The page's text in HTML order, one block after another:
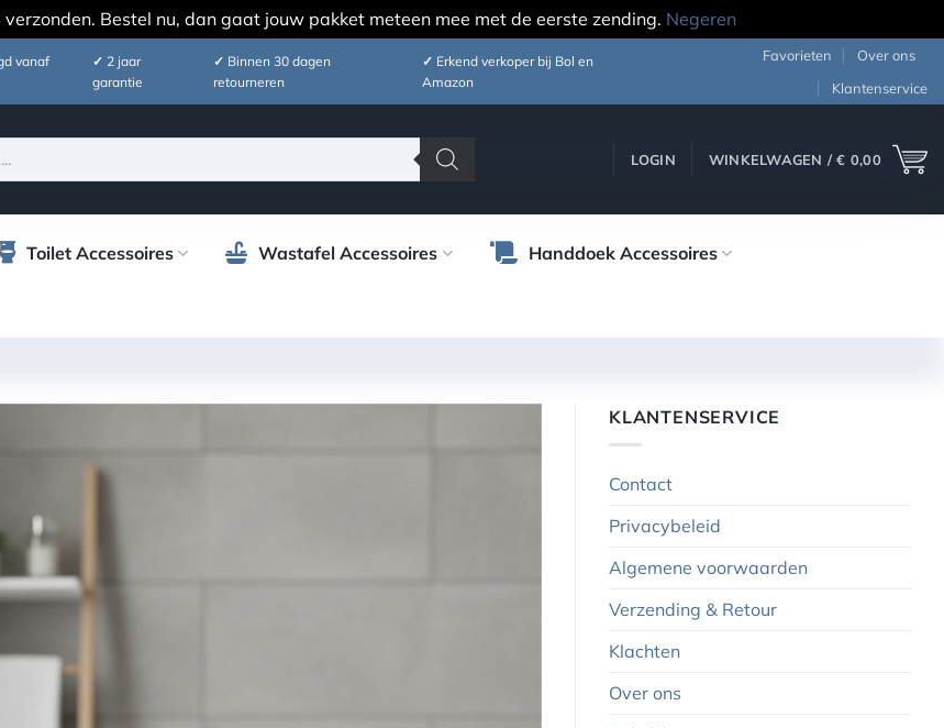
Bestel nu, dan gaat jouw pakket meteen mee met de eerste zending. Negeren
vanaf
✓ 2 jaar
garantie
✓ Binnen 30 dagen
retourneren
✓ Erkend verkoper bij Bol en
Amazon
Favorieten
Over ons
Klantenservice
LOGIN WINKELWAGEN /€ 0,00
Toilet Accessoires Wastafel Accessoires Handdoek Accessoires
KLANTENSERVICE
Contact
Privacybeleid
Algemene voorwaarden
Verzending & Retour
Klachten
Over ons